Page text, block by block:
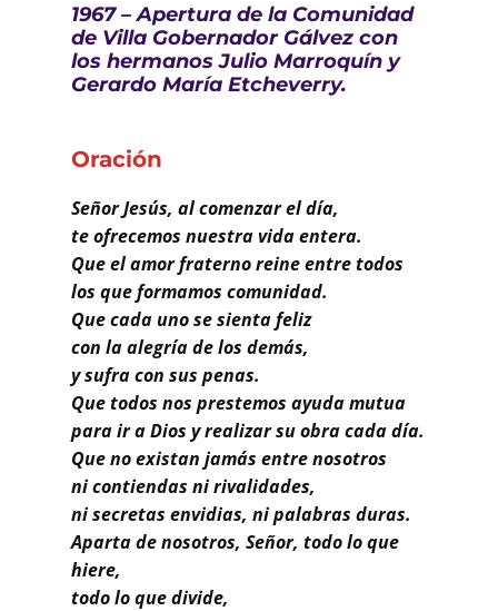
1967 – Apertura de la Comunidad
de Villa Gobernador Gálvez con
los hermanos Julio Marroquín y
Gerardo María Etcheverry.
Oración
Señor Jesús, al comenzar el día,
te ofrecemos nuestra vida entera.
Que el amor fraterno reine entre todos
los que formamos comunidad.
Que cada uno se sienta feliz
con la alegría de los demás,
y sufra con sus penas.
Que todos nos prestemos ayuda mutua
para ir a Dios y realizar su obra cada día.
Que no existan jamás entre nosotros
ni contiendas ni rivalidades,
ni secretas envidias, ni palabras duras.
Aparta de nosotros, Señor, todo lo que
hiere,
todo lo que divide,